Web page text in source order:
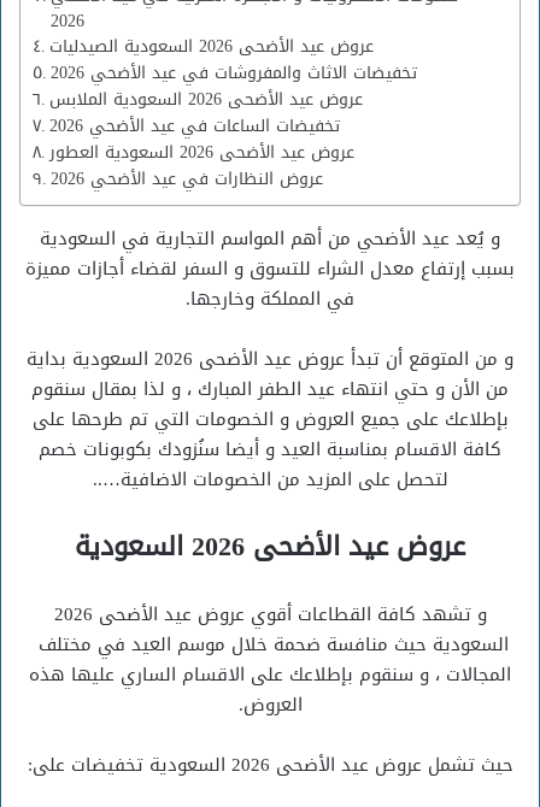
2026
عروض عيد الأضحى 2026 السعودية الصيدليات
تخفيضات الاثاث والمفروشات في عيد الأضحي 2026
عروض عيد الأضحى 2026 السعودية الملابس
تخفيضات الساعات في عيد الأضحي 2026
عروض عيد الأضحى 2026 السعودية العطور
عروض النظارات في عيد الأضحي 2026
و يُعد عيد الأضحي من أهم المواسم التجارية في السعودية
بسبب إرتفاع معدل الشراء للتسوق و السفر لقضاء أجازات مميزة
في المملكة وخارجها.
و من المتوقع أن تبدأ عروض عيد الأضحى 2026 السعودية بداية
من الأن و حتي انتهاء عيد الطفر المبارك ، و لذا بمقال سنقوم
بإطلاعك على جميع العروض و الخصومات التي تم طرحها على
كافة الاقسام بمناسبة العيد و أيضا سنُزودك بكوبونات خصم
لتحصل على المزيد من الخصومات الاضافية…..
عروض عيد الأضحى 2026 السعودية
و تشهد كافة القطاعات أقوي عروض عيد الأضحى 2026
السعودية حيث منافسة ضحمة خلال موسم العيد في مختلف
المجالات ، و سنقوم بإطلاعك على الاقسام الساري عليها هذه
العروض.
حيث تشمل عروض عيد الأضحى 2026 السعودية تخفيضات على: